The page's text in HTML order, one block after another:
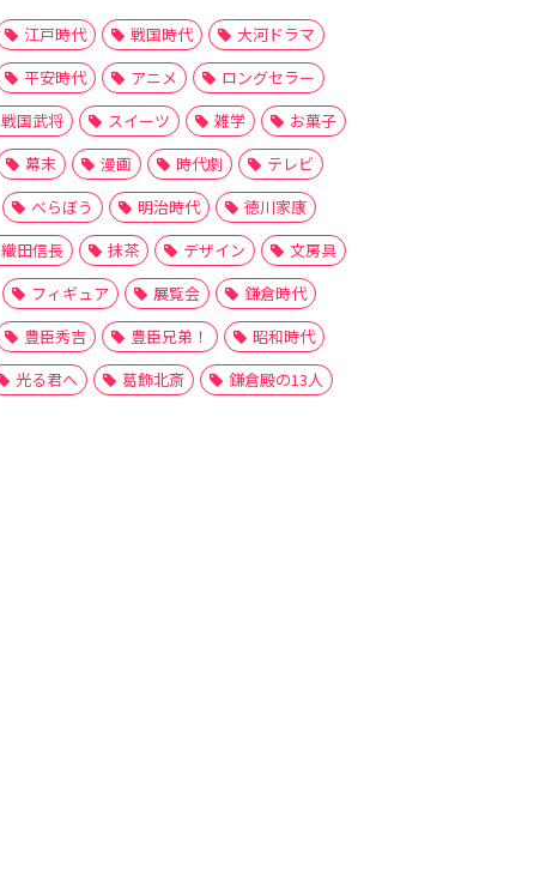
江戸時代 戦国時代
大河ドラマ
平安時代
アニメ
ロングセラー
戦国武将
スイーツ 雑学
お菓子
幕末
漫画 時代劇
テレビ
べらぼう
明治時代
徳川家康
織田信長
抹茶 デザイン
文房具
フィギュア
展覧会
鎌倉時代
豊臣秀吉
豊臣兄弟！
昭和時代
光る君へ
葛飾北斎 鎌倉殿の13人